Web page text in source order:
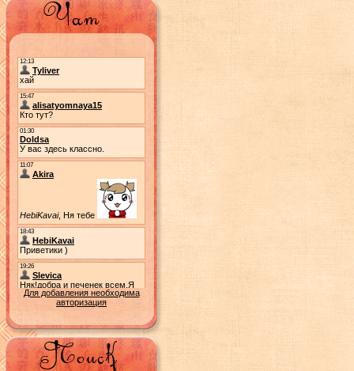
Для добавления необходима
авторизация